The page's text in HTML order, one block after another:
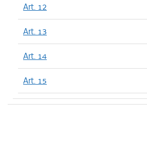
Art. 12
Art. 13
Art. 14
Art. 15